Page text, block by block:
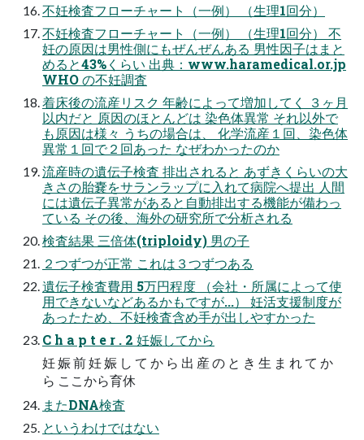
不妊検査フローチャート（一例） （生理1回分）
不妊検査フローチャート（一例） （生理1回分） 不
妊の原因は男性側にもぜんぜんある 男性因⼦はまと
めると43%くらい 出典：www.haramedical.or.jp
WHO の不妊調査
着床後の流産リスク 年齢によって増加してく ３ヶ月
以内だと 原因のほとんどは 染色体異常 それ以外で
も原因は様々 うちの場合は、 化学流産１回、染色体
異常１回で２回あった なぜわかったのか
流産時の遺伝子検査 排出されると あずきくらいの大
きさの胎嚢をサランラップに入れて病院へ提出 人間
には遺伝子異常があると自動排出する機能が備わっ
ている その後、海外の研究所で分析される
検査結果 三倍体(triploidy) 男の子
２つずつが正常 これは３つずつある
遺伝子検査費用 5万円程度 （会社・所属によって使
用できないなどあるかもですが...） 妊活支援制度が
あったため、不妊検査含め手が出しやすかった
C h a p t e r . 2 妊娠してから
妊 娠 前 妊 娠 し て か ら 出 産 の と き 生 ま れ て か
ら ここから育休
またDNA検査
というわけではない